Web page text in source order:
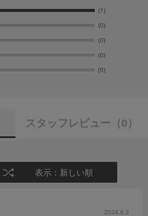
(1)
(0)
(0)
(0)
(0)
スタッフレビュー （0）
表示：新しい順
2024.9.3